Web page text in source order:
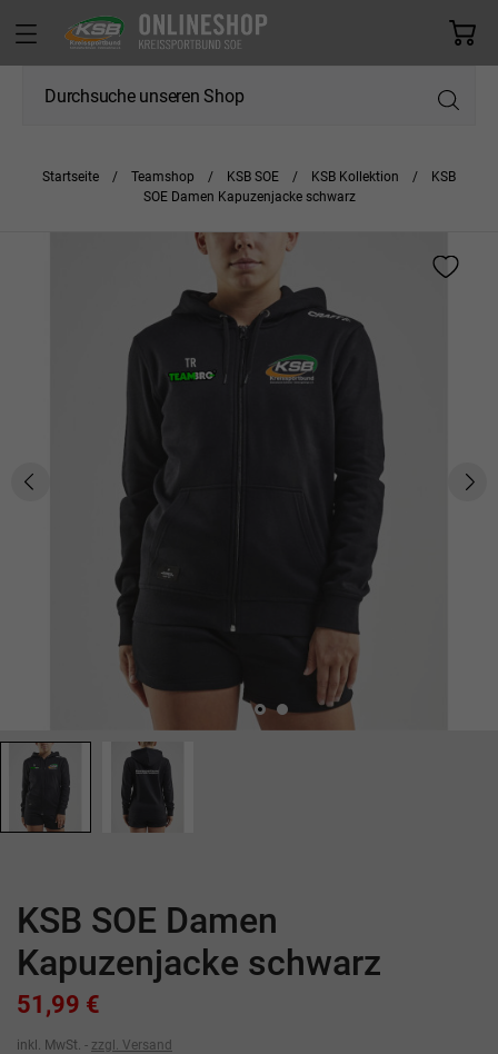
Startseite Teamshop KSB SOE KSB Kollektion
KSB
SOE Damen Kapuzenjacke schwarz
KSB SOE Damen
Kapuzenjacke schwarz
51,99 €
inkl. MwSt. zzgl. Versand